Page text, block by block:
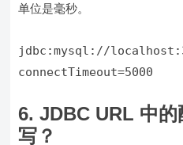
单位是毫秒。
jdbc:mysql://
6. JDBC URL 中
写？